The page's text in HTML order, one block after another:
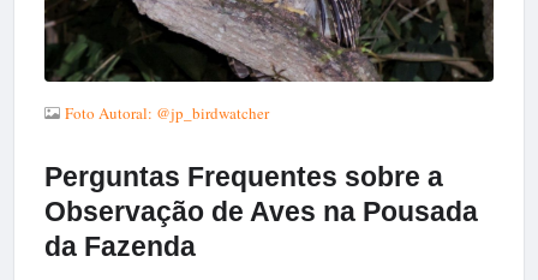
Foto Autoral: @jp_birdwatcher
Perguntas Frequentes sobre a
Observação de Aves na Pousada
da Fazenda